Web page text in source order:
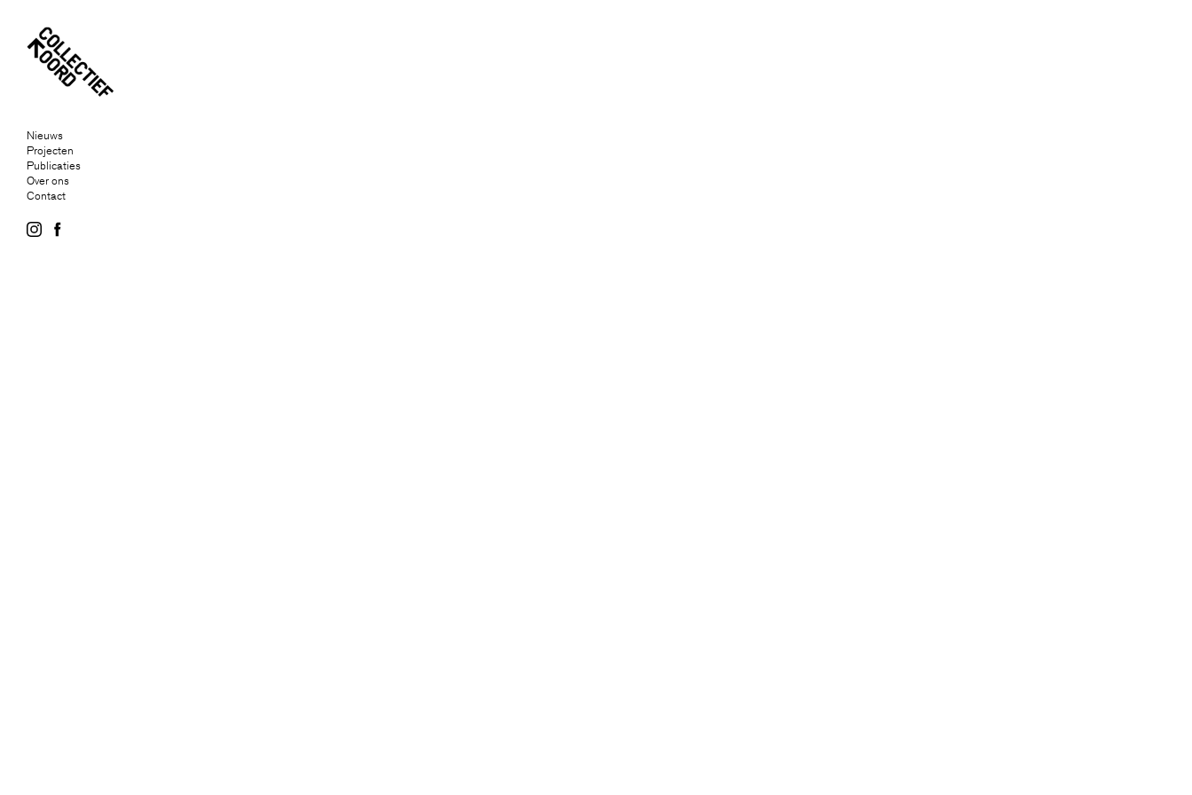
Nieuws
Projecten
Publicaties
Over ons
Contact